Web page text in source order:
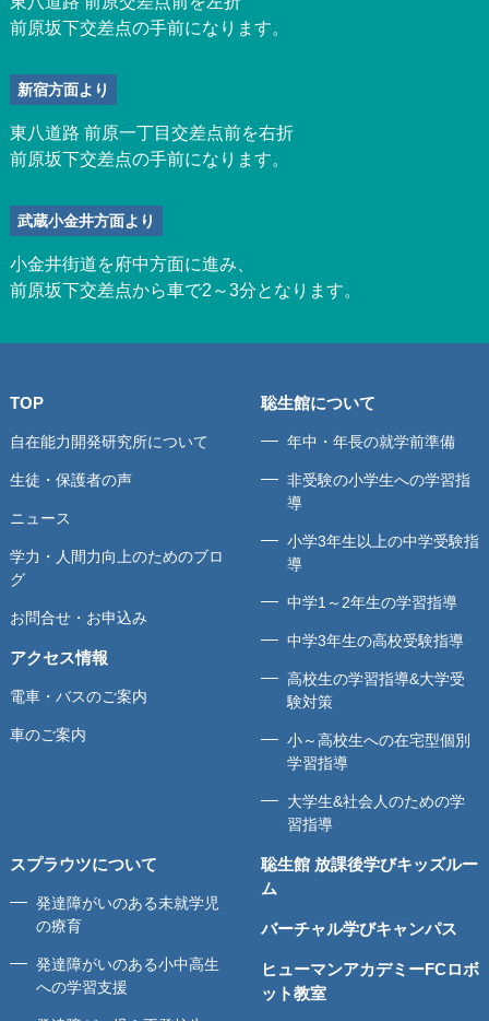
前原坂下交差点の手前になります。
新宿方面より
東八道路 前原一丁目交差点前を右折
前原坂下交差点の手前になります。
武蔵小金井方面より
小金井街道を府中方面に進み、
前原坂下交差点から車で2～3分となります。
TOP
自在能力開発研究所について
生徒・保護者の声
ニュース
学力・人間力向上のためのブロ
グ
お問合せ・お申込み
アクセス情報
電車・バスのご案内
車のご案内
聡生館について
年中・年長の就学前準備
非受験の小学生への学習指
導
小学3年生以上の中学受験指
導
中学1～2年生の学習指導
中学3年生の高校受験指導
高校生の学習指導&大学受
験対策
小～高校生への在宅型個別
学習指導
大学生&社会人のための学
習指導
スプラウツについて
発達障がいのある未就学児
の療育
発達障がいのある小中高生
への学習支援
聡生館 放課後学びキッズルー
ム
バーチャル学びキャンパス
ヒューマンアカデミーFCロボ
ット教室